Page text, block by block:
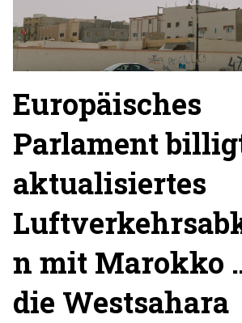
Europäisches
Parlament
aktualisiertes
n mit Marokko
die Westsahara